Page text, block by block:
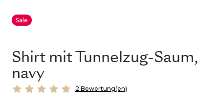
Sale
Shirt mit Tunnelzug-Saum,
navy
2 Bewertung(en)